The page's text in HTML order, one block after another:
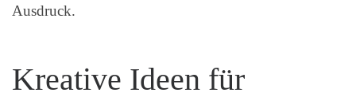
Ausdruck.
Kreative Ideen für